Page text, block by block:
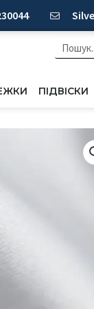
Пошук
ПІДВІСКИ